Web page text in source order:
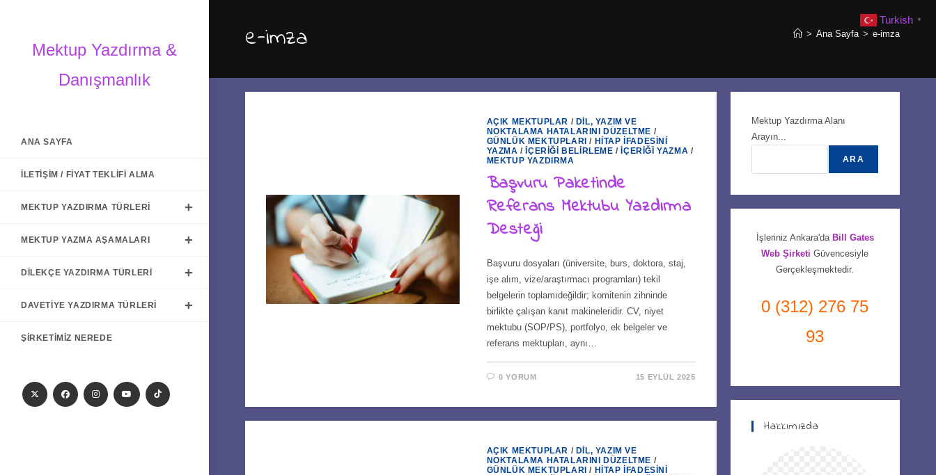
Mektup Yazdırma &
Danışmanlık
ANA SAYFA
İLETIŞIM / FIYAT TEKLIFI ALMA
MEKTUP YAZDIRMA TÜRLERI
MEKTUP YAZMA AŞAMALARI
DILEKÇE YAZDIRMA TÜRLERI
DAVETIYE YAZDIRMA TÜRLERI
ŞIRKETIMIZ NEREDE
e-imza > Ana Sayfa > e-imza
AÇIK MEKTUPLAR / DIL, YAZIM VE
NOKTALAMA HATALARINI DÜZELTME /
GÜNLÜK MEKTUPLARI / HITAP İFADESINI
YAZMA / İÇERIĞI BELIRLEME / İÇERIĞI YAZMA /
MEKTUP YAZDIRMA
Başvuru Paketinde
Referans Mektubu Yazdırma
Desteği
Başvuru dosyaları (üniversite, burs, doktora, staj,
işe alım, vize/araştırmacı programları) tekil
belgelerin toplamıdeğildir; komitenin zihninde
birlikte çalışan kanıt makineleridir. CV, niyet
mektubu (SOP/PS), portfolyo, ek belgeler ve
referans mektupları, aynı…
0 YORUM 15 EYLÜL 2025
AÇIK MEKTUPLAR / DIL, YAZIM VE
NOKTALAMA HATALARINI DÜZELTME /
GÜNLÜK MEKTUPLARI / HITAP İFADESINI
Mektup Yazdırma Alanı
Arayın...
ARA
İşleriniz Ankara'da Bill Gates
Web ŞirketiGüvencesiyle
Gerçekleşmektedir.
0 (312) 276 75
93
Hakkımızda
Turkish ▼